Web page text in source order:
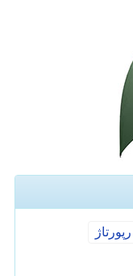
رپورتاژ